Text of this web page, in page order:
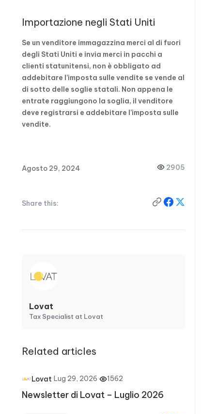
Importazione negli Stati Uniti
Se un venditore immagazzina merci al di fuori
degli Stati Uniti e invia merci in pacchi a
clienti statunitensi, non è obbligato ad
addebitare l’imposta sulle vendite se vende al
di sotto delle soglie statali. Non appena le
entrate raggiungono la soglia, il venditore
deve registrarsi e addebitare l’imposta sulle
vendite.
Agosto 29, 2024 2905
Share this:
Lovat
Tax Specialist at Lovat
Related articles
Lovat·Lug 29, 2026· 1562
Newsletter di Lovat – Luglio 2026